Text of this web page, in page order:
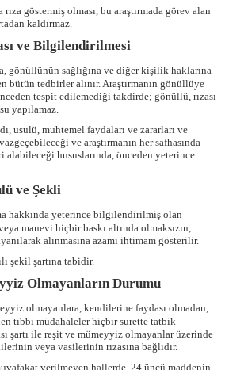
göstermiş olması, bu araştırmada görev alan
kaldırmaz.
ve Bilgilendirilmesi
gönüllünün sağlığına ve diğer kişilik haklarına
bütün tedbirler alınır. Araştırmanın gönüllüye
tespit edilemediği takdirde; gönüllü, rızası
yapılamaz.
usulü, muhtemel faydaları ve zararları ve
ve araştırmanın her safhasında
alabileceği hususlarında, önceden yeterince
ve Şekli
hakkında yeterince bilgilendirilmiş olan
manevi hiçbir baskı altında olmaksızın,
alınmasına azami ihtimam gösterilir.
şekil şartına tabidir.
Olmayanların Durumu
olmayanlara, kendilerine faydası olmadan,
tıbbi müdahaleler hiçbir surette tatbik
şartı ile reşit ve mümeyyiz olmayanlar üzerinde
veya vasilerinin rızasına bağlıdır.
verilmeyen hallerde, 24 üncü maddenin